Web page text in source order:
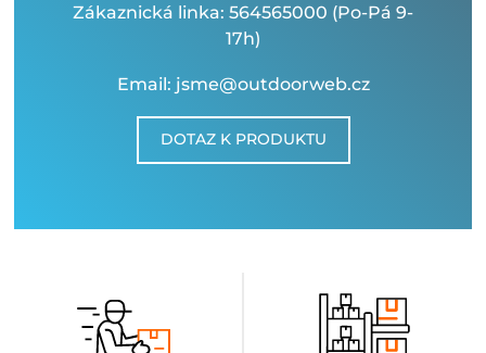
Zákaznická linka: 564565000 (Po-Pá 9-
17h)
Email: jsme@outdoorweb.cz
DOTAZ K PRODUKTU